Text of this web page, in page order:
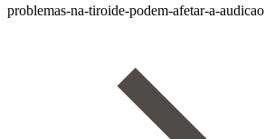
problemas-na-tiroide-podem-afetar-a-audicao